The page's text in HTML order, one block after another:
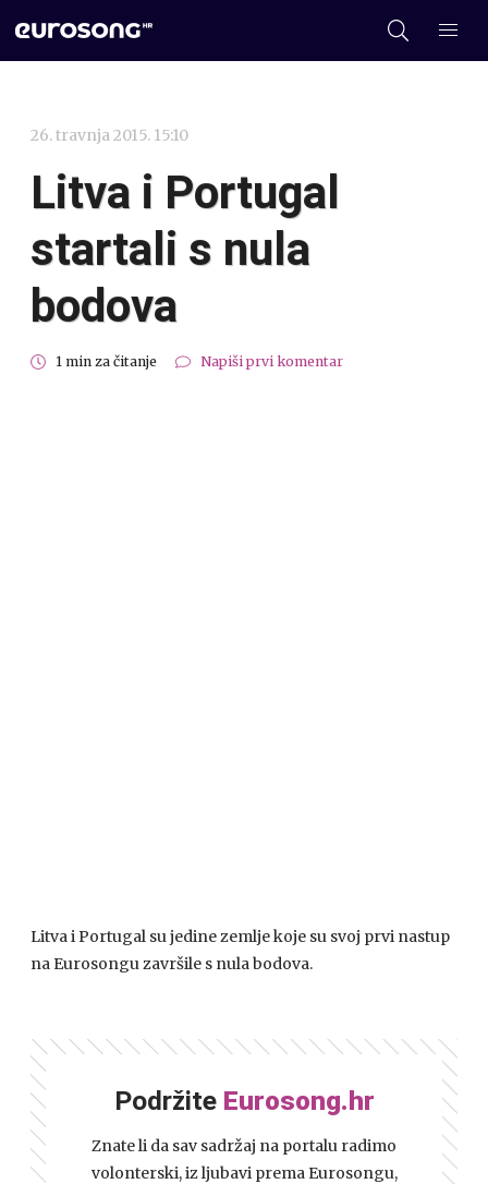
26. travnja 2015. 15:10
Litva i Portugal
startali s nula
bodova
1 min za čitanje Napiši prvi komentar
Litva i Portugal su jedine zemlje koje su svoj prvi nastup
na Eurosongu završile s nula bodova.
Podržite Eurosong.hr
Znate li da sav sadržaj na portalu radimo
volonterski, iz ljubavi prema Eurosongu,